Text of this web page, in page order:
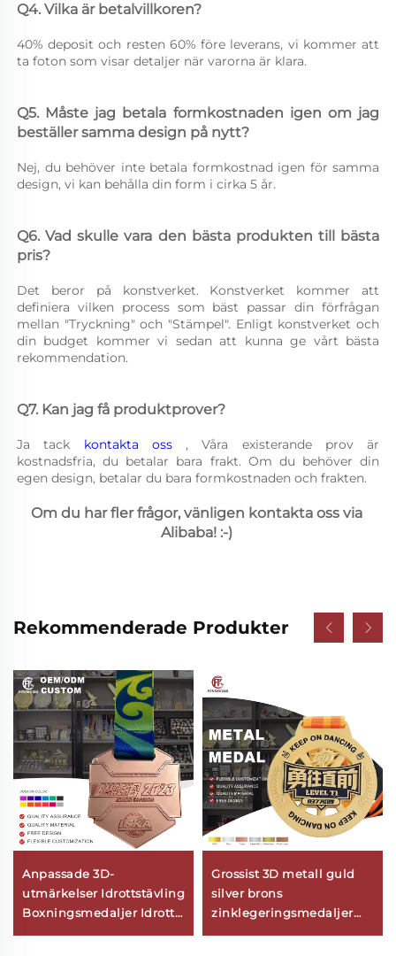
Q4. Vilka är betalvillkoren?
40% deposit och resten 60% före leverans, vi kommer att
ta foton som visar detaljer när varorna är klara.
Q5. Måste jag betala formkostnaden igen om jag
beställer samma design på nytt?
Nej, du behöver inte betala formkostnad igen för samma
design, vi kan behålla din form i cirka 5 år.
Q6. Vad skulle vara den bästa produkten till bästa
pris?
Det beror på konstverket. Konstverket kommer att
definiera vilken process som bäst passar din förfrågan
mellan "Tryckning" och "Stämpel". Enligt konstverket och
din budget kommer vi sedan att kunna ge vårt bästa
rekommendation.
Q7. Kan jag få produktprover?
Ja tack kontakta oss , Våra existerande prov är
kostnadsfria, du betalar bara frakt. Om du behöver din
egen design, betalar du bara formkostnaden och frakten.
Om du har fler frågor, vänligen kontakta oss via
Alibaba! :-)
Rekommenderade Produkter
Anpassade 3D-
utmärkelser Idrottstävling
Boxningsmedaljer Idrott
Grossist 3D metall guld
silver brons
zinklegeringsmedaljer